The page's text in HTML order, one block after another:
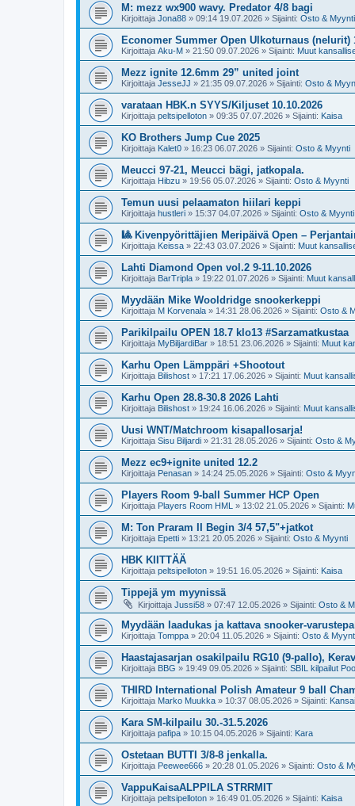
M: mezz wx900 wavy. Predator 4/8 bagi
Kirjoittaja Jona88 » 09:14 19.07.2026 » Sijainti: Osto & Myynti
Economer Summer Open Ulkoturnaus (nelurit)
Kirjoittaja Aku-M » 21:50 09.07.2026 » Sijainti: Muut
Mezz ignite 12.6mm 29” united joint
Kirjoittaja JesseJJ » 21:35 09.07.2026 » Sijainti: Osto &
varataan HBK.n SYYS/Kiljuset 10.10.2026
Kirjoittaja peltsipelloton » 09:35 07.07.2026 » Sijainti: Kaisa
KO Brothers Jump Cue 2025
Kirjoittaja Kalet0 » 16:23 06.07.2026 » Sijainti: Osto & Myynti
Meucci 97-21, Meucci bägi, jatkopala.
Kirjoittaja Hibzu » 19:56 05.07.2026 » Sijainti: Osto & Myynti
Temun uusi pelaamaton hiilari keppi
Kirjoittaja hustleri » 15:37 04.07.2026 » Sijainti: Osto & Myynti
🎱 Kivenpyörittäjien Meripäivä Open –
Kirjoittaja Keissa » 22:43 03.07.2026 » Sijainti: Muut
Lahti Diamond Open vol.2 9-11.10.2026
Kirjoittaja BarTripla » 19:22 01.07.2026 » Sijainti: Muut
Myydään Mike Wooldridge snookerkeppi
Kirjoittaja M Korvenala » 14:31 28.06.2026 » Sijainti: Osto &
Parikilpailu OPEN 18.7 klo13 #Sarzamatkustaa
Kirjoittaja MyBiljardiBar » 18:51 23.06.2026 » Sijainti: Muut
Karhu Open Lämppäri +Shootout
Kirjoittaja Bilishost » 17:21 17.06.2026 » Sijainti: Muut
Karhu Open 28.8-30.8 2026 Lahti
Kirjoittaja Bilishost » 19:24 16.06.2026 » Sijainti: Muut
Uusi WNT/Matchroom kisapallosarja!
Kirjoittaja Sisu Biljardi » 21:31 28.05.2026 » Sijainti: Osto &
Mezz ec9+ignite united 12.2
Kirjoittaja Penasan » 14:24 25.05.2026 » Sijainti: Osto &
Players Room 9-ball Summer HCP Open
Kirjoittaja Players Room HML » 13:02 21.05.2026 » Sijainti:
M: Ton Praram II Begin 3/4 57,5"+jatkot
Kirjoittaja Epetti » 13:21 20.05.2026 » Sijainti: Osto & Myynti
HBK KIITTÄÄ
Kirjoittaja peltsipelloton » 19:51 16.05.2026 » Sijainti: Kaisa
Tippejä ym myynissä
Kirjoittaja Jussi58 » 07:47 12.05.2026 » Sijainti: Osto &
Myydään laadukas ja kattava snooker-
Kirjoittaja Tomppa » 20:04 11.05.2026 » Sijainti: Osto &
Haastajasarjan osakilpailu RG10 (9-pallo),
Kirjoittaja BBG » 19:49 09.05.2026 » Sijainti: SBIL kilpailut
THIRD International Polish Amateur 9 ball
Kirjoittaja Marko Muukka » 10:37 08.05.2026 » Sijainti:
Kara SM-kilpailu 30.-31.5.2026
Kirjoittaja pafipa » 10:15 04.05.2026 » Sijainti: Kara
Ostetaan BUTTI 3/8-8 jenkalla.
Kirjoittaja Peewee666 » 20:28 01.05.2026 » Sijainti: Osto &
VappuKaisaALPPILA STRRMIT
Kirjoittaja peltsipelloton » 16:49 01.05.2026 » Sijainti: Kaisa